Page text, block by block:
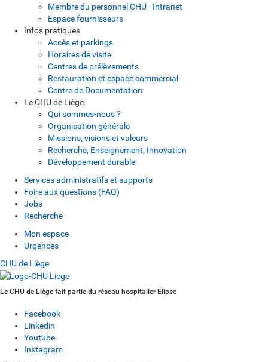
Membre du personnel CHU - Intranet
Espace fournisseurs
Infos pratiques
Accès et parkings
Horaires de visite
Centres de prélèvements
Restauration et espace commercial
Centre de Documentation
Le CHU de Liège
Qui sommes-nous ?
Organisation générale
Missions, visions et valeurs
Recherche, Enseignement, Innovation
Développement durable
Services administratifs et supports
Foire aux questions (FAQ)
Jobs
Recherche
Mon espace
Urgences
CHU de Liège
Le CHU de Liège fait partie du réseau hospitalier Elipse
Facebook
Linkedin
Youtube
Instagram